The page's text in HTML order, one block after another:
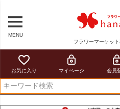
MENU
フラワーマーケッ
お気に入り マイページ 会員